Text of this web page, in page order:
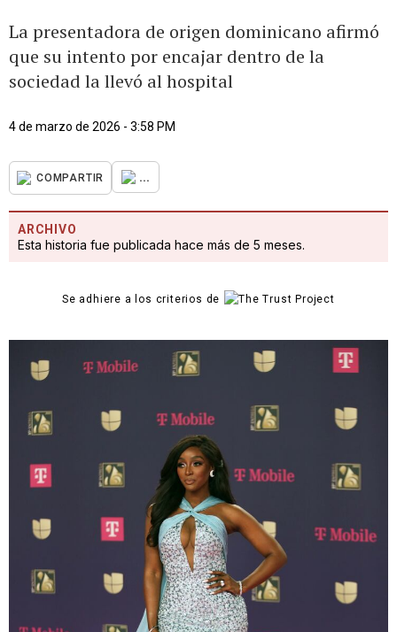
La presentadora de origen dominicano afirmó
que su intento por encajar dentro de la
sociedad la llevó al hospital
4 de marzo de 2026 - 3:58 PM
COMPARTIR ...
ARCHIVO
Esta historia fue publicada hace más de 5 meses.
Se adhiere a los criterios de